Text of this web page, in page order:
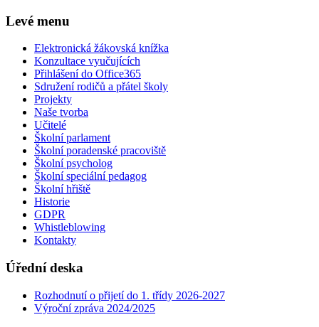
Levé menu
Elektronická žákovská knížka
Konzultace vyučujících
Přihlášení do Office365
Sdružení rodičů a přátel školy
Projekty
Naše tvorba
Učitelé
Školní parlament
Školní poradenské pracoviště
Školní psycholog
Školní speciální pedagog
Školní hřiště
Historie
GDPR
Whistleblowing
Kontakty
Úřední deska
Rozhodnutí o přijetí do 1. třídy 2026-2027
Výroční zpráva 2024/2025